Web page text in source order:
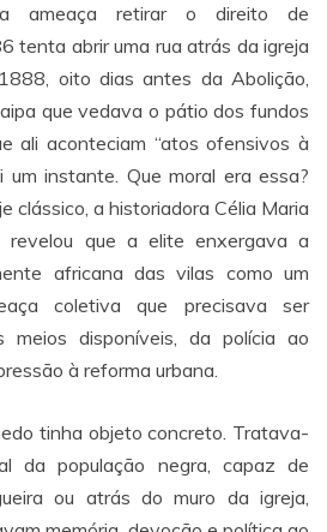
ameaça retirar o direito de
tenta abrir uma rua atrás da igreja
oito dias antes da Abolição,
que vedava o pátio dos fundos
ali aconteciam “atos ofensivos à
um instante. Que moral era essa?
clássico, a historiadora Célia Maria
revelou que a elite enxergava a
africana das vilas como um
coletiva que precisava ser
disponíveis, da polícia ao
à reforma urbana.
tinha objeto concreto. Tratava-
da população negra, capaz de
ou atrás do muro da igreja,